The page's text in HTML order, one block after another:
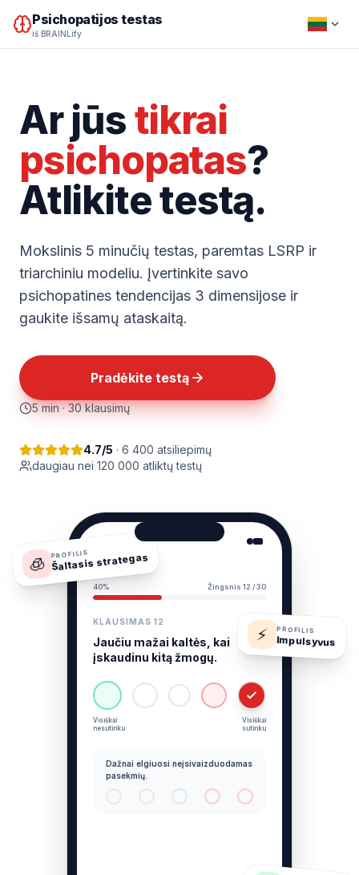
Psichopatijos testas
iš BRAINLify
Ar jūstikrai
psichopatas?
Atlikite testą.
Mokslinis 5 minučių testas, paremtas LSRP ir
triarchiniu modeliu. Įvertinkite savo
psichopatines tendencijas 3 dimensijose ir
gaukite išsamų ataskaitą.
Pradėkite testą
5 min · 30 klausimų
4.7/5 · 6 400 atsiliepimų
daugiau nei 120 000 atliktų testų
Psichė
40% Žingsnis 12 / 30
KLAUSIMAS 12
Jaučiu mažai kaltės, kai
įskaudinu kitą žmogų.
Visiškai
nesutinku
Visiškai
sutinku
Dažnai elgiuosi neįsivaizduodamas
pasekmių.
🧊 PROFILIS
Šaltasis strategas
⚡ PROFILIS
Impulsyvus